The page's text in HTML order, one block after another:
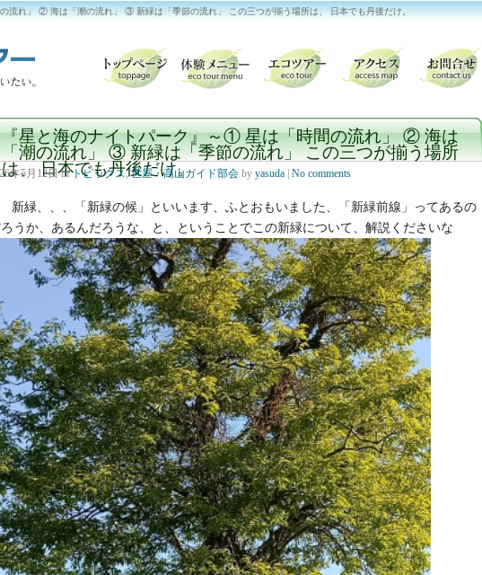
流れ」 ② 海は「潮の流れ」 ③ 新緑は「季節の流れ」 この三つが揃う場所は、 日本でも丹後だけ。
『星と海のナイトパーク』～① 星は「時間の流れ」 ② 海は
「潮の流れ」 ③ 新緑は「季節の流れ」 この三つが揃う場所
は、 日本でも丹後だけ。
年5月12日inトピックス,世屋・高山ガイド部会 by yasuda No comments
緑、、、「新緑の候」といいます、ふとおもいました、「新緑前線」ってあるの
うか、あるんだろうな、と、ということでこの新緑について、解説くださいな